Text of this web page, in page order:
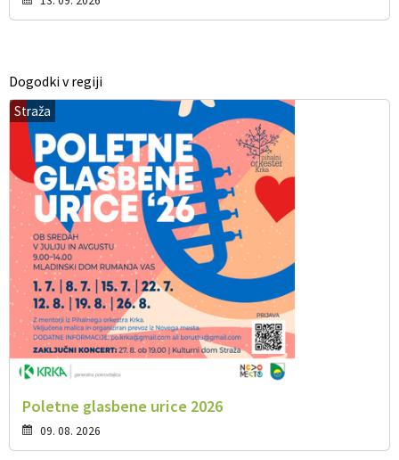
Dogodki v regiji
Straža
Poletne glasbene urice 2026
09. 08. 2026